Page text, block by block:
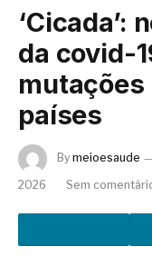
‘Cicada’:
da covid-
mutações
países
By meioesaude
2026
Sem